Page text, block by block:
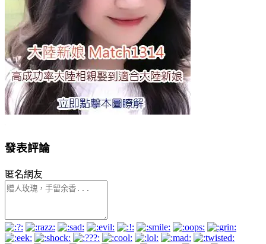
發表評論
匿名網友